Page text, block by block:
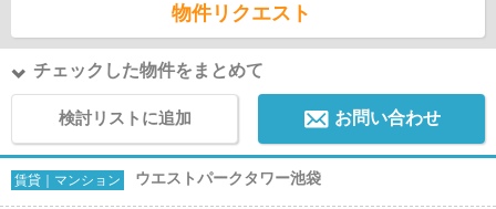
物件リクエスト
チェックした物件をまとめて
検討リストに追加 お問い合わせ
賃貸｜マンション ウエストパークタワー池袋